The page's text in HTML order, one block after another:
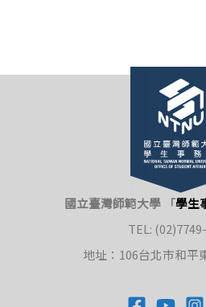
國立臺灣師範大學 「學生
TEL:
地址：106台北市和平